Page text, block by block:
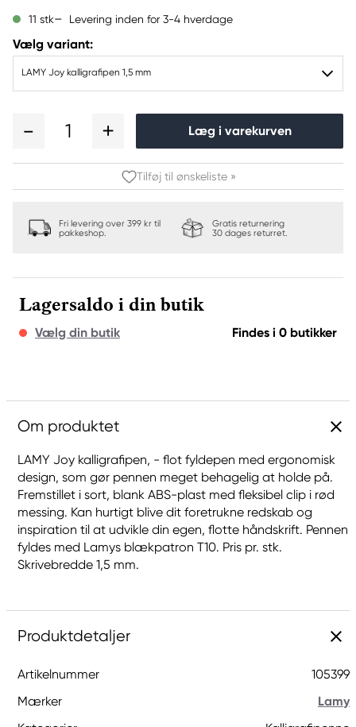
11 stk Levering inden for 3-4 hverdage
Vælg variant:
LAMY Joy kalligrafipen 1,5 mm
1 Læg i varekurven
Tilføj til ønskeliste »
Fri levering over 399 kr til
pakkeshop.
Gratis returnering
30 dages returret.
Lagersaldo i din butik
Vælg din butik Findes i 0 butikker
Om produktet
LAMY Joy kalligrafipen, - flot fyldepen med ergonomisk
design, som gør pennen meget behagelig at holde på.
Fremstillet i sort, blank ABS-plast med fleksibel clip i rød
messing. Kan hurtigt blive dit foretrukne redskab og
inspiration til at udvikle din egen, flotte håndskrift. Pennen
fyldes med Lamys blækpatron T10. Pris pr. stk.
Skrivebredde 1,5 mm.
Produktdetaljer
Artikelnummer
105399
Mærker
Lamy